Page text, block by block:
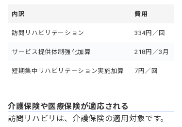
内訳 費用
訪問リハビリテーション 334円／回
サービス提供体制強化加算 218円 ／3月
短期集中リハビリテーション実施加算 7円／回
介護保険や医療保険が適応される
訪問リハビリは、介護保険の適用対象です。